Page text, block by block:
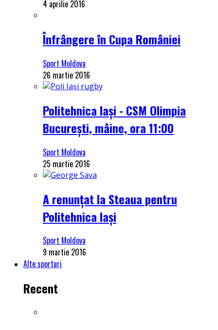
4 aprilie 2016
Înfrângere în Cupa României
Sport Moldova
26 martie 2016
Politehnica Iași - CSM Olimpia
București, mâine, ora 11:00
Sport Moldova
25 martie 2016
A renunțat la Steaua pentru
Politehnica Iași
Sport Moldova
9 martie 2016
Alte sporturi
Recent